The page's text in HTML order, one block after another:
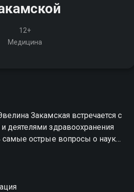
12+
Медицина
Закамская встречается с
деятелями здравоохранения
самые острые вопросы о науке
к дискуссиям